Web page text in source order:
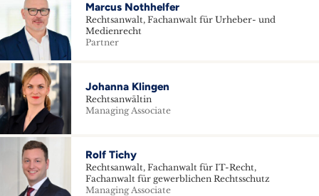
Marcus Nothhelfer
Rechtsanwalt, Fachanwalt für Urheber- und
Medienrecht
Partner
Johanna Klingen
Rechtsanwältin
Managing Associate
Rolf Tichy
Rechtsanwalt, Fachanwalt für IT-Recht,
Fachanwalt für gewerblichen Rechtsschutz
Managing Associate